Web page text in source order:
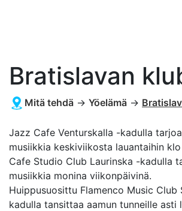
Bratislavan
Mitä tehdä → Yöelämä →
Jazz Cafe Venturskalla -kadulla
musiikkia keskiviikosta lauantaihin
Cafe Studio Club Laurinska -kadulla
musiikkia monina viikonpäivinä.
Huippusuosittu Flamenco Music
kadulla tansittaa aamun tunneille asti